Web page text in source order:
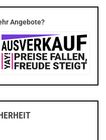
Angebote?